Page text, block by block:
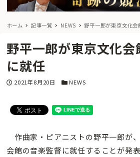
ホーム 記事一覧 NEWS 野平一郎が東京文化
野平一郎が東京文化
に就任
投稿日
2021年8月20日 カテゴリー
NEWS
作曲家・ピアニストの野平一郎が
会館の音楽監督に就任することが発